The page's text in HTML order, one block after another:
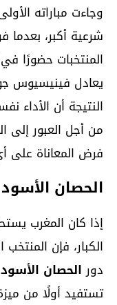
وجاءت مباراته
المنتخبات حضورًا
يعادل فينيسيوس
النتيجة أن الأداء
من أجل العبور إلى
فرض المعاناة على
الحصان
إذا كان المغرب
الكبار، فإن
دورالحصان الأسود
تستفيد أولًا من